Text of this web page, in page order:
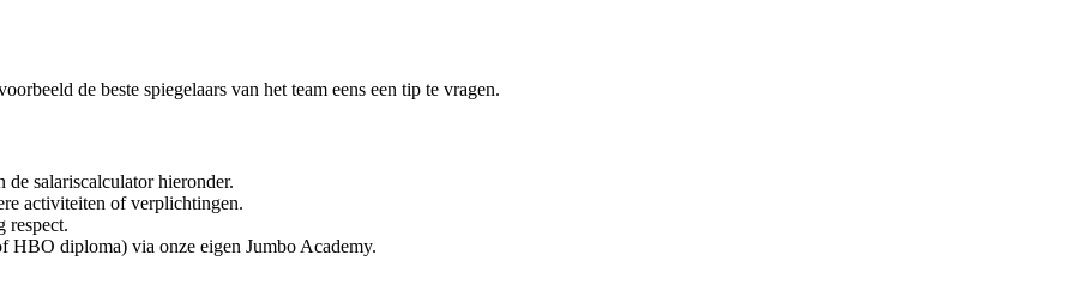
de beste spiegelaars van het team eens een tip te vragen.
salariscalculator hieronder.
activiteiten of verplichtingen.
respect.
diploma) via onze eigen Jumbo Academy.